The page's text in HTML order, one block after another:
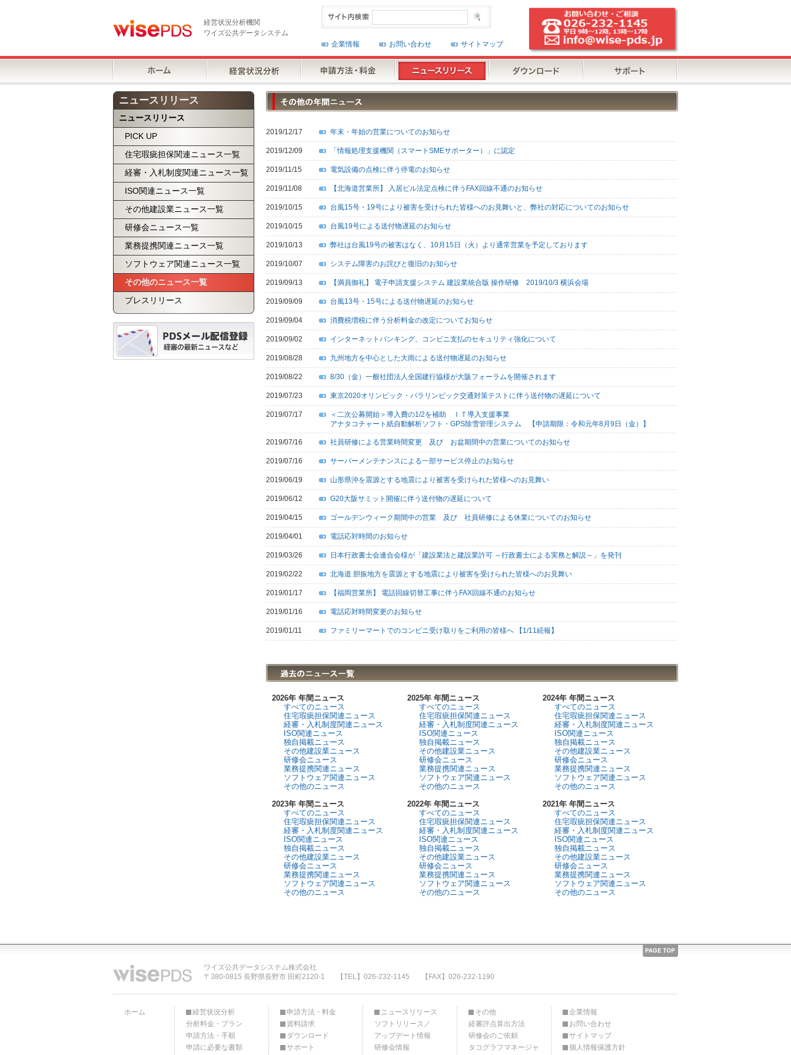
経営状況分析機関
ワイズ公共データシステム
企業情報
お問い合わせ サイトマップ
2019/12/17 年末・年始の営業についてのお知らせ
2019/12/09 「情報処理支援機関（スマートSMEサポーター）」に認定
2019/11/15 電気設備の点検に伴う停電のお知らせ
2019/11/08 【北海道営業所】 入居ビル法定点検に伴うFAX回線不通のお知らせ
2019/10/15 台風15号・19号により被害を受けられた皆様へのお見舞いと、弊社の対応についてのお知らせ
2019/10/15 台風19号による送付物遅延のお知らせ
2019/10/13 弊社は台風19号の被害はなく、10月15日（火）より通常営業を予定しております
2019/10/07 システム障害のお詫びと復旧のお知らせ
2019/09/13 【満員御礼】 電子申請支援システム 建設業統合版 操作研修 2019/10/3 横浜会場
2019/09/09 台風13号・15号による送付物遅延のお知らせ
2019/09/04 消費税増税に伴う分析料金の改定についてお知らせ
2019/09/02 インターネットバンキング、コンビニ支払のセキュリティ強化について
2019/08/28 九州地方を中心とした大雨による送付物遅延のお知らせ
2019/08/22 8/30（金）一般社団法人全国建行協様が大阪フォーラムを開催されます
2019/07/23 東京2020オリンピック・パラリンピック交通対策テストに伴う送付物の遅延について
2019/07/17
＜二次公募開始＞導入費の1/2を補助 ＩＴ導入支援事業
アナタコチャート紙自動解析ソフト・GPS除雪管理システム 【申請期限：令和元年8月9日（金）】
2019/07/16 社員研修による営業時間変更 及び お盆期間中の営業についてのお知らせ
2019/07/16 サーバーメンテナンスによる一部サービス停止のお知らせ
2019/06/19 山形県沖を震源とする地震により被害を受けられた皆様へのお見舞い
2019/06/12 G20大阪サミット開催に伴う送付物の遅延について
2019/04/15 ゴールデンウィーク期間中の営業 及び 社員研修による休業についてのお知らせ
2019/04/01 電話応対時間のお知らせ
2019/03/26 日本行政書士会連合会様が「建設業法と建設業許可 ～行政書士による実務と解説～」を発刊
2019/02/22 北海道 胆振地方を震源とする地震により被害を受けられた皆様へのお見舞い
2019/01/17 【福岡営業所】 電話回線切替工事に伴うFAX回線不通のお知らせ
2019/01/16 電話応対時間変更のお知らせ
2019/01/11 ファミリーマートでのコンビニ受け取りをご利用の皆様へ 【1/11続報】
2026年 年間ニュース
すべてのニュース
住宅瑕疵担保関連ニュース
経審・入札制度関連ニュース
ISO関連ニュース
独自掲載ニュース
その他建設業ニュース
研修会ニュース
業務提携関連ニュース
ソフトウェア関連ニュース
その他のニュース
2025年 年間ニュース
すべてのニュース
住宅瑕疵担保関連ニュース
経審・入札制度関連ニュース
ISO関連ニュース
独自掲載ニュース
その他建設業ニュース
研修会ニュース
業務提携関連ニュース
ソフトウェア関連ニュース
その他のニュース
2024年 年間ニュース
すべてのニュース
住宅瑕疵担保関連ニュース
経審・入札制度関連ニュース
ISO関連ニュース
独自掲載ニュース
その他建設業ニュース
研修会ニュース
業務提携関連ニュース
ソフトウェア関連ニュース
その他のニュース
2023年 年間ニュース
すべてのニュース
住宅瑕疵担保関連ニュース
経審・入札制度関連ニュース
ISO関連ニュース
独自掲載ニュース
その他建設業ニュース
研修会ニュース
業務提携関連ニュース
ソフトウェア関連ニュース
その他のニュース
2022年 年間ニュース
すべてのニュース
住宅瑕疵担保関連ニュース
経審・入札制度関連ニュース
ISO関連ニュース
独自掲載ニュース
その他建設業ニュース
研修会ニュース
業務提携関連ニュース
ソフトウェア関連ニュース
その他のニュース
2021年 年間ニュース
すべてのニュース
住宅瑕疵担保関連ニュース
経審・入札制度関連ニュース
ISO関連ニュース
独自掲載ニュース
その他建設業ニュース
研修会ニュース
業務提携関連ニュース
ソフトウェア関連ニュース
その他のニュース
ニュースリリース
ニュースリリース
PICK UP
住宅瑕疵担保関連ニュース一覧
経審・入札制度関連ニュース一覧
ISO関連ニュース一覧
その他建設業ニュース一覧
研修会ニュース一覧
業務提携関連ニュース一覧
ソフトウェア関連ニュース一覧
その他のニュース一覧
プレスリリース
ワイズ公共データシステム株式会社
〒380-0815 長野県長野市 田町2120-1
【TEL】026-232-1145 【FAX】026-232-1190
ホーム
経営状況分析
分析料金・プラン
申請方法・手順
申請に必要な書類
申請方法・料金
資料請求
ダウンロード
サポート
ニュースリリース
ソフトリリース／
アップデート情報
研修会情報
その他
経審評点算出方法
研修会のご依頼
タコグラフマネージャ
企業情報
お問い合わせ
サイトマップ
個人情報保護方針